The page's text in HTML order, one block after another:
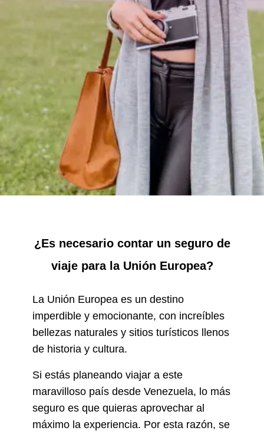
¿Es necesario contar un seguro de
viaje para la Unión Europea?
La Unión Europea es un destino
imperdible y emocionante, con increíbles
bellezas naturales y sitios turísticos llenos
de historia y cultura.
Si estás planeando viajar a este
maravilloso país desde Venezuela, lo más
seguro es que quieras aprovechar al
máximo la experiencia. Por esta razón, se